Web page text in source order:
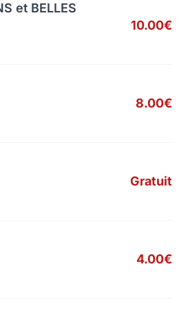
et BELLES
10.00€
8.00€
Gratuit
4.00€